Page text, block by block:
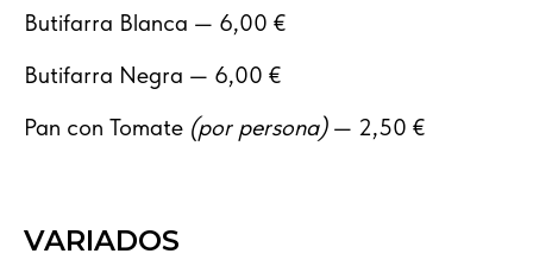
Butifarra Blanca — 6,00 €
Butifarra Negra — 6,00 €
Pan con Tomate (por persona) — 2,50 €
VARIADOS